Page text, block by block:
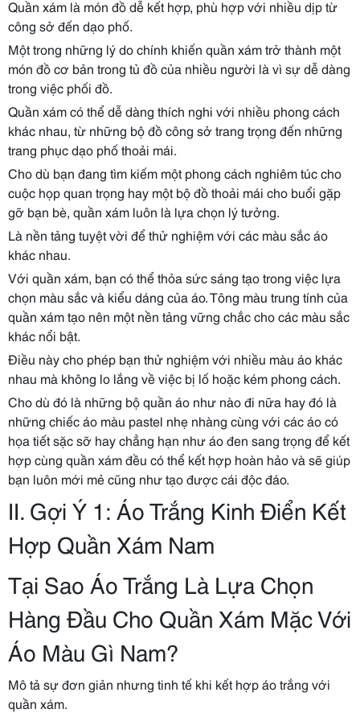
Quần xám là món đồ dễ kết hợp, phù hợp với nhiều dịp từ
công sở đến dạo phố.
Một trong những lý do chính khiến quần xám trở thành một
món đồ cơ bản trong tủ đồ của nhiều người là vì sự dễ dàng
trong việc phối đồ.
Quần xám có thể dễ dàng thích nghi với nhiều phong cách
khác nhau, từ những bộ đồ công sở trang trọng đến những
trang phục dạo phố thoải mái.
Cho dù bạn đang tìm kiếm một phong cách nghiêm túc cho
cuộc họp quan trọng hay một bộ đồ thoải mái cho buổi gặp
gỡ bạn bè, quần xám luôn là lựa chọn lý tưởng.
Là nền tảng tuyệt vời để thử nghiệm với các màu sắc áo
khác nhau.
Với quần xám, bạn có thể thỏa sức sáng tạo trong việc lựa
chọn màu sắc và kiểu dáng của áo. Tông màu trung tính của
quần xám tạo nên một nền tảng vững chắc cho các màu sắc
khác nổi bật.
Điều này cho phép bạn thử nghiệm với nhiều màu áo khác
nhau mà không lo lắng về việc bị lố hoặc kém phong cách.
Cho dù đó là những bộ quần áo như nào đi nữa hay đó là
những chiếc áo màu pastel nhẹ nhàng cùng với các áo có
họa tiết sặc sỡ hay chẳng hạn như áo đen sang trọng để kết
hợp cùng quần xám đều có thể kết hợp hoàn hảo và sẽ giúp
bạn luôn mới mẻ cũng như tạo được cái độc đáo.
II. Gợi Ý 1: Áo Trắng Kinh Điển Kết
Hợp Quần Xám Nam
Tại Sao Áo Trắng Là Lựa Chọn
Hàng Đầu Cho Quần Xám Mặc Với
Áo Màu Gì Nam?
Mô tả sự đơn giản nhưng tinh tế khi kết hợp áo trắng với
quần xám.